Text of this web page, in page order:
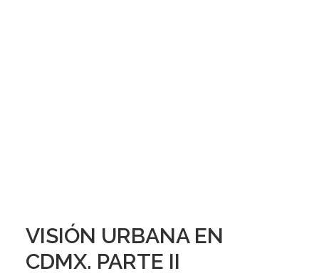
VISIÓN URBANA EN
CDMX. PARTE II